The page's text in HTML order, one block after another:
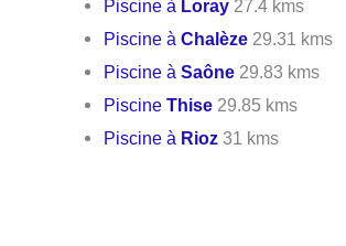
Piscine à Loray 27.4 kms
Piscine àChalèze 29.31 kms
Piscine àSaône 29.83 kms
PiscineThise 29.85 kms
Piscine à Rioz 31 kms